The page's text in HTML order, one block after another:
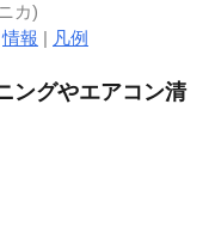
カ)
情報 | 凡例
ングやエアコン清